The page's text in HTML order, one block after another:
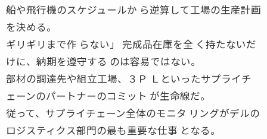
船や飛行機のスケジュールか ら逆算して工場の生産計画
を決める。
ギリギリまで作 らない」 完成品在庫を全 く持たないだ
けに、納期を遵守する のは容易ではない。
部材の調達先や組立工場、３Ｐ Ｌといったサプライチ
ェーンのパートナーのコミット が生命線だ。
従って、サプライチェーン全体のモニタ リングがデルの
ロジスティクス部門の最も重要な仕事 となる。